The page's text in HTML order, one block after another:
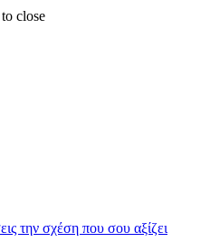
close
την σχέση που σου αξίζει